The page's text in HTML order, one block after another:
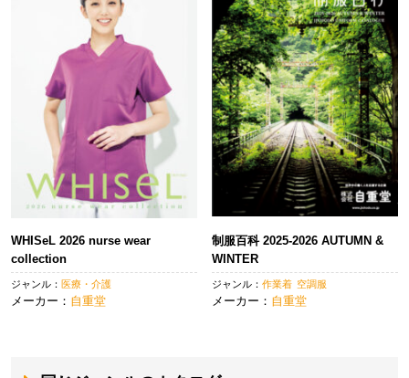
WHISeL 2026 nurse wear
collection
ジャンル： 医療・介護
メーカー： 自重堂
制服百科 2025-2026 AUTUMN &
WINTER
ジャンル：作業着 空調服
メーカー： 自重堂